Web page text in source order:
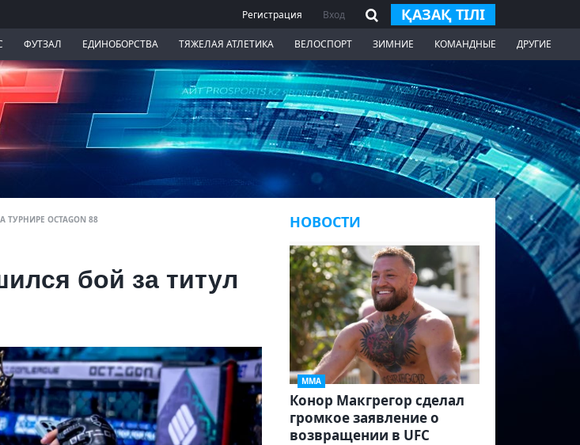
Регистрация Вход ҚАЗАҚ ТІЛІ
ФУТЗАЛ ЕДИНОБОРСТВА ТЯЖЕЛАЯ АТЛЕТИКА ВЕЛОСПОРТ ЗИМНИЕ КОМАНДНЫЕ ДРУГИЕ
OCTAGON 88
бой за титул
НОВОСТИ
ММА
Конор Макгрегор сделал
громкое заявление о
возвращении в UFC